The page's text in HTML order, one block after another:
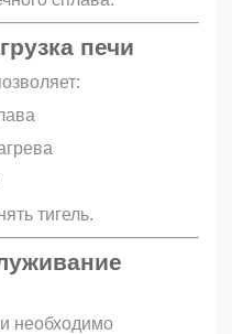
печи
тигель.
необходимо